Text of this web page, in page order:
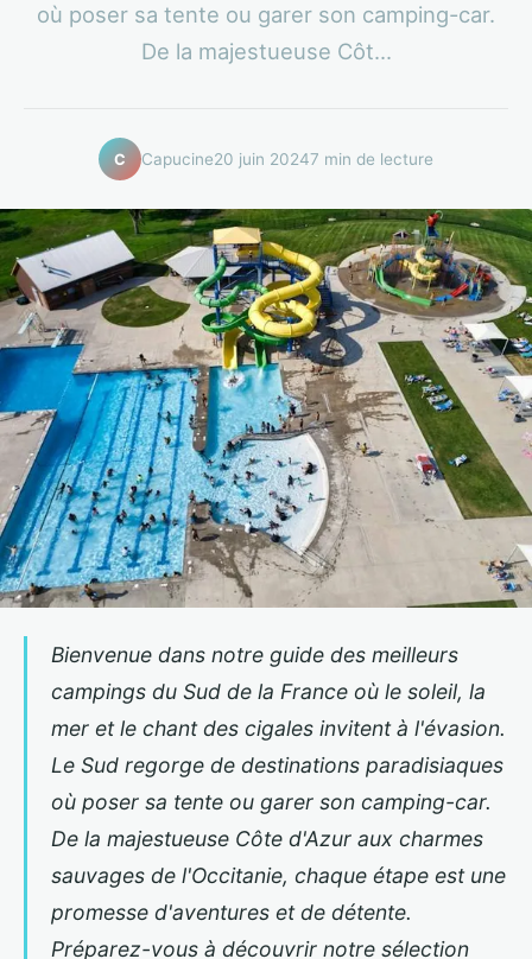
où poser sa tente ou garer son camping-car.
De la majestueuse Côt...
C Capucine20 juin 20247 min de lecture
Bienvenue dans notre guide des meilleurs
campings du Sud de la France où le soleil, la
mer et le chant des cigales invitent à l'évasion.
Le Sud regorge de destinations paradisiaques
où poser sa tente ou garer son camping-car.
De la majestueuse Côte d'Azur aux charmes
sauvages de l'Occitanie, chaque étape est une
promesse d'aventures et de détente.
Préparez-vous à découvrir notre sélection